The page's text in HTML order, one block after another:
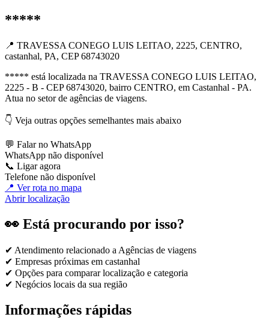
*****
📍 TRAVESSA CONEGO LUIS LEITAO, 2225, CENTRO,
castanhal, PA, CEP 68743020
***** está localizada na TRAVESSA CONEGO LUIS LEITAO,
2225 - B - CEP 68743020, bairro CENTRO, em Castanhal - PA.
Atua no setor de agências de viagens.
👇 Veja outras opções semelhantes mais abaixo
💬 Falar no WhatsApp
WhatsApp não disponível
📞 Ligar agora
Telefone não disponível
📍 Ver rota no mapa
Abrir localização
👀 Está procurando por isso?
✔ Atendimento relacionado a Agências de viagens
✔ Empresas próximas em castanhal
✔ Opções para comparar localização e categoria
✔ Negócios locais da sua região
Informações rápidas